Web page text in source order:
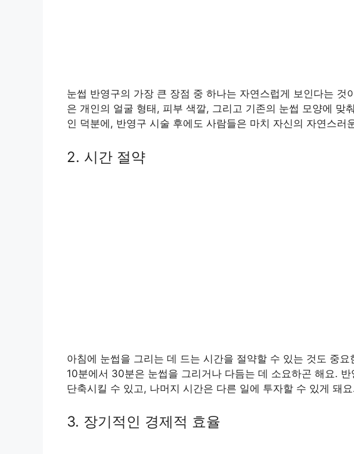
눈썹 반영구의 가장 큰 장점 중 하나는 자연스럽게 보인다는 것
은 개인의 얼굴 형태, 피부 색깔, 그리고 기존의 눈썹 모양에 맞
인 덕분에, 반영구 시술 후에도 사람들은 마치 자신의 자연스러
2. 시간 절약
아침에 눈썹을 그리는 데 드는 시간을 절약할 수 있는 것도 중
10분에서 30분은 눈썹을 그리거나 다듬는 데 소요하곤 해요.
단축시킬 수 있고, 나머지 시간은 다른 일에 투자할 수 있게 돼
3. 장기적인 경제적 효율